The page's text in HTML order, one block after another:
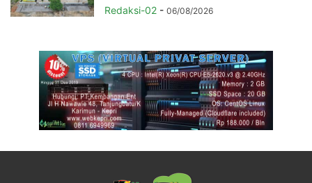
Redaksi-02 - 06/08/2026